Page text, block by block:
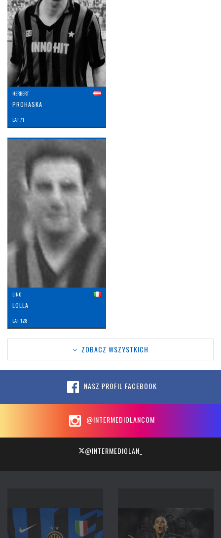
HERBERT
PROHASKA
LAT: 71
LINO
LOLLA
LAT: 128
ZOBACZ WSZYSTKICH
NASZ PROFIL FACEBOOK
@INTERMEDIOLANCOM
@INTERMEDIOLAN_